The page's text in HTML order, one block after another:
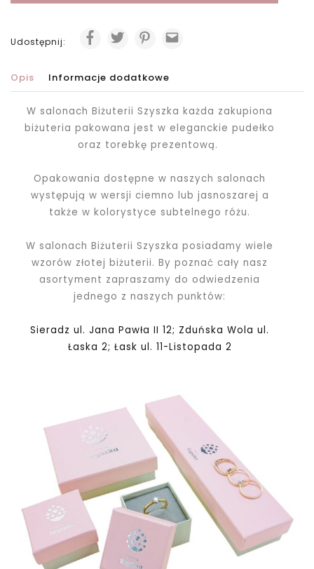
Udostępnij:
Opis Informacje dodatkowe
W salonach Biżuterii Szyszka każda zakupiona
biżuteria pakowana jestw eleganckie pudełko
oraz torebkę prezentową.
Opakowania dostępne w naszych salonach
występują w wersji ciemno lub jasnoszarej a
także w kolorystyce subtelnego różu.
W salonach Biżuterii Szyszka posiadamy wiele
wzorów złotej biżuterii. By poznać cały nasz
asortyment zapraszamy do odwiedzenia
jednego z naszych punktów:
Sieradz ul. Jana Pawła II 12; Zduńska Wola ul.
Łaska 2; Łask ul. 11-Listopada 2